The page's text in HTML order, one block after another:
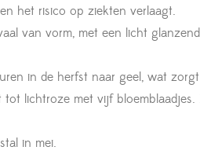
het risico op ziekten verlaagt.
van vorm, met een licht
in de herfst naar geel, wat
lichtroze met vijf
in mei.